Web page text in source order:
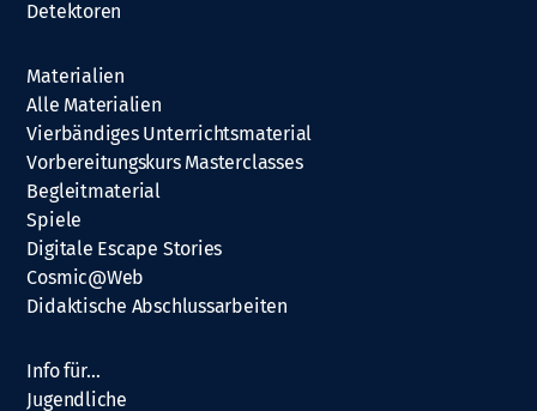
Detektoren
Materialien
Alle Materialien
Vierbändiges Unterrichtsmaterial
Vorbereitungskurs Masterclasses
Begleitmaterial
Spiele
Digitale Escape Stories
Cosmic@Web
Didaktische Abschlussarbeiten
Info für…
Jugendliche